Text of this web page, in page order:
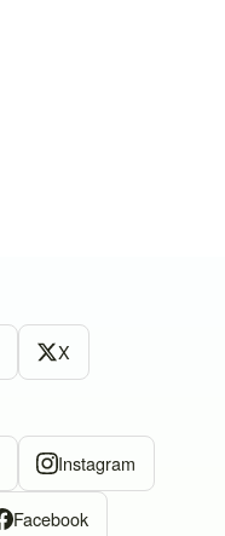
X
Instagram
Facebook